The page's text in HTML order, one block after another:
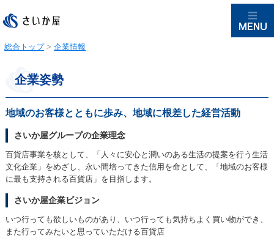
総合トップ > 企業情報
企業姿勢
地域のお客様とともに歩み、地域に根差した経営活動
さいか屋グループの企業理念
百貨店事業を核として、「人々に安心と潤いのある生活の提案を行う生活
文化企業」をめざし、永い間培ってきた信用を命として、「地域のお客様
に最も支持される百貨店」を目指します。
さいか屋企業ビジョン
いつ行っても欲しいものがあり、いつ行っても気持ちよく買い物ができ、
また行ってみたいと思っていただける百貨店